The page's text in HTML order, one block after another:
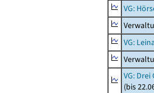
VG:
VG:
VG:
(bis